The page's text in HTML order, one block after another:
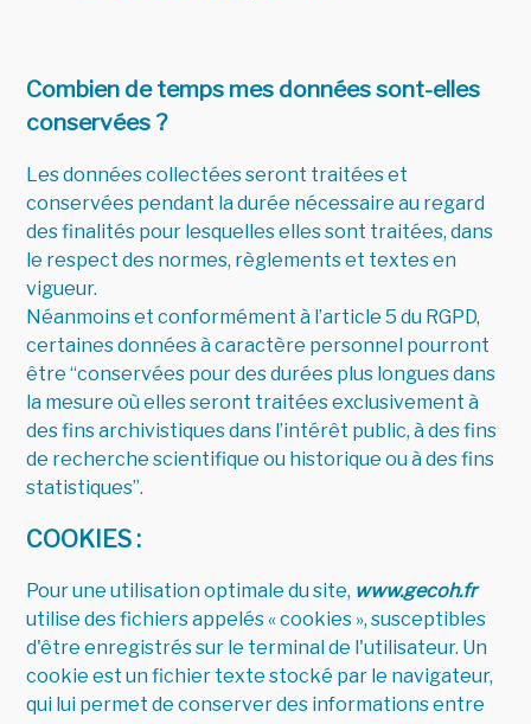
Combien de temps mes données sont-elles
conservées ?
Les données collectées seront traitées et
conservées pendant la durée nécessaire au regard
des finalités pour lesquelles elles sont traitées, dans
le respect des normes, règlements et textes en
vigueur.
Néanmoins et conformément à l’article 5 du RGPD,
certaines données à caractère personnel pourront
être “conservées pour des durées plus longues dans
la mesure où elles seront traitées exclusivement à
des fins archivistiques dans l’intérêt public, à des fins
de recherche scientifique ou historique ou à des fins
statistiques”.
COOKIES :
Pour une utilisation optimale du site, www.gecoh.fr
utilise des fichiers appelés « cookies », susceptibles
d'être enregistrés sur le terminal de l'utilisateur. Un
cookie est un fichier texte stocké par le navigateur,
qui lui permet de conserver des informations entre